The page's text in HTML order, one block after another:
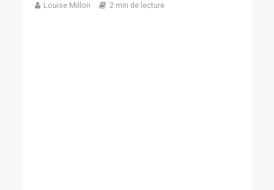
Louise Millon
2 min de lecture